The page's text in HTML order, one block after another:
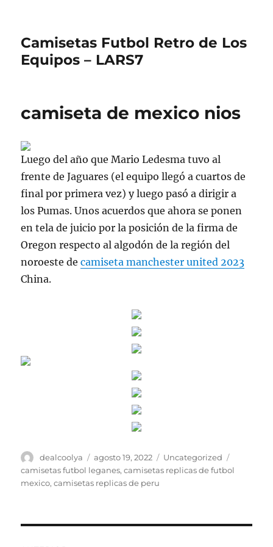
Camisetas Futbol Retro de Los
Equipos – LARS7
camiseta de mexico nios
Luego del año que Mario Ledesma tuvo al
frente de Jaguares (el equipo llegó a cuartos de
final por primera vez) y luego pasó a dirigir a
los Pumas. Unos acuerdos que ahora se ponen
en tela de juicio por la posición de la firma de
Oregon respecto al algodón de la región del
noroeste decamiseta manchester united 2023
China.
Autor
dealcoolya
Publicado
el
agosto 19, 2022 Categorías
Uncategorized
camisetas futbol leganes,camisetas replicas de futbol
mexico,camisetas replicas de peru